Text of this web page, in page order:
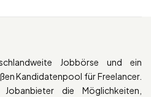
Jobbörse und ein
Kandidatenpool für Freelancer.
die Möglichkeiten,